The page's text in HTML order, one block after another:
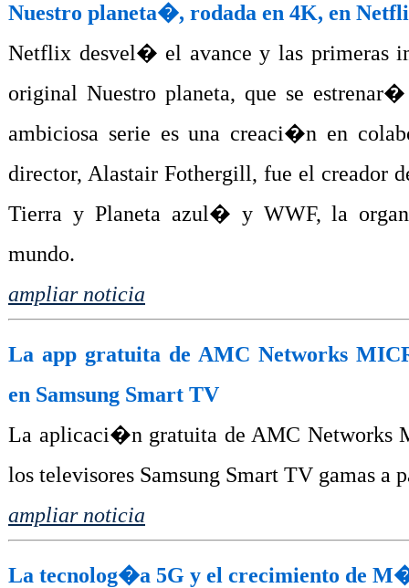
Nuestro planeta�, rodada en 4K, en
Netflix desvel� el avance y las primeras
original Nuestro planeta, que se
ambiciosa serie es una creaci�n en
director, Alastair Fothergill, fue el creador
Tierra y Planeta azul� y WWF, la
mundo.
ampliar noticia
La app gratuita de AMC Networks
en Samsung Smart TV
La aplicaci�n gratuita de AMC Networks
los televisores Samsung Smart TV gamas a
ampliar noticia
La tecnolog�a 5G y el crecimiento de